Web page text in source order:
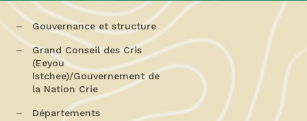
Gouvernance et structure
Grand Conseil des Cris
(Eeyou
Istchee)/Gouvernement de
la Nation Crie
Départements